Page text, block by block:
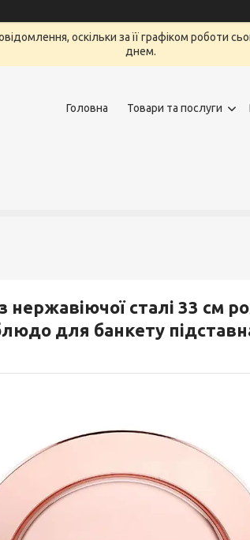
оскільки за її графіком роботи
днем.
Головна Товари та послуги
нержавіючої сталі 33 см
для банкету